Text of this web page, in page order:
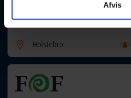
Afvis
22-10-2026
Holstebro